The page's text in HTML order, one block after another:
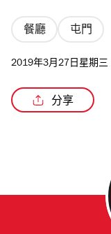
餐廳 屯門
2019年3月27日星期三
分享